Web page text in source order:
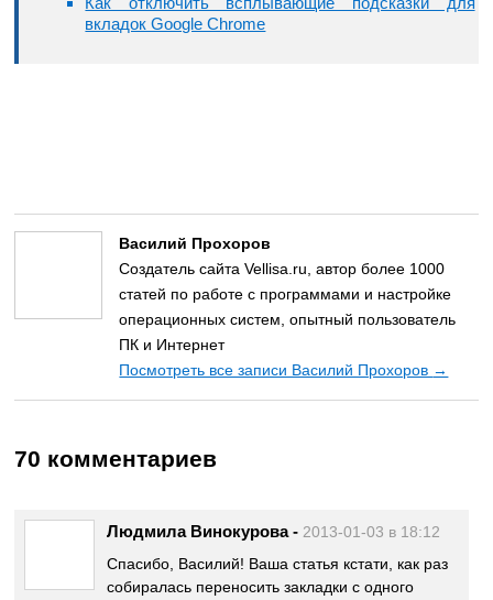
вкладок Google Chrome
Василий Прохоров
Создатель сайта Vellisa.ru, автор более 1000
статей по работе с программами и настройке
операционных систем, опытный пользователь
ПК и Интернет
Посмотреть все записи Василий Прохоров →
70 комментариев
Людмила Винокурова - 2013-01-03 в 18:12
Спасибо, Василий! Ваша статья кстати, как раз
собиралась переносить закладки с одного